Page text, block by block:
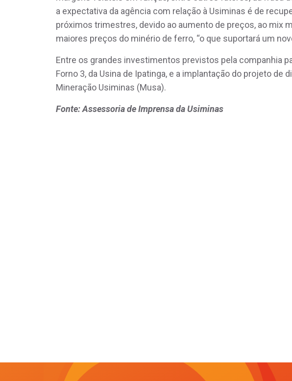
a expectativa da agência com relação à Usiminas é de
próximos trimestres, devido ao aumento de preços, ao mix
maiores preços do minério de ferro, “o que suportará um
Entre os grandes investimentos previstos pela companhia
Forno 3, da Usina de Ipatinga, e a implantação do projeto de
Mineração Usiminas (Musa).
Fonte: Assessoria de Imprensa da Usiminas